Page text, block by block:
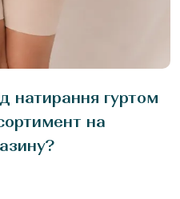
натирання гуртом
на